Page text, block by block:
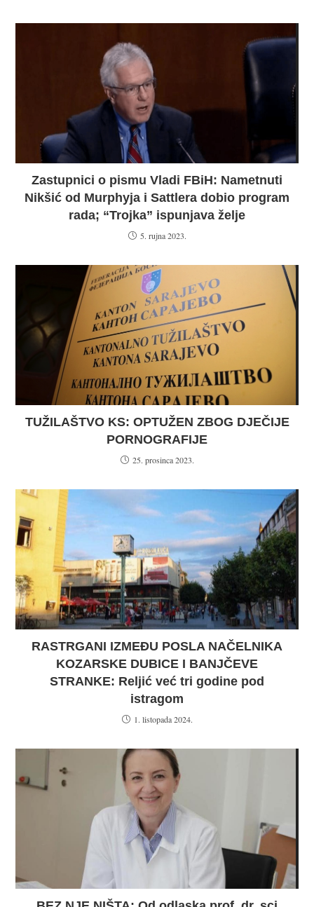
Zastupnici o pismu Vladi FBiH: Nametnuti
Nikšić od Murphyja i Sattlera dobio program
rada; “Trojka” ispunjava želje
5. rujna 2023.
TUŽILAŠTVO KS: OPTUŽEN ZBOG DJEČIJE
PORNOGRAFIJE
25. prosinca 2023.
RASTRGANI IZMEĐU POSLA NAČELNIKA
KOZARSKE DUBICE I BANJČEVE
STRANKE: Reljić već tri godine pod
istragom
1. listopada 2024.